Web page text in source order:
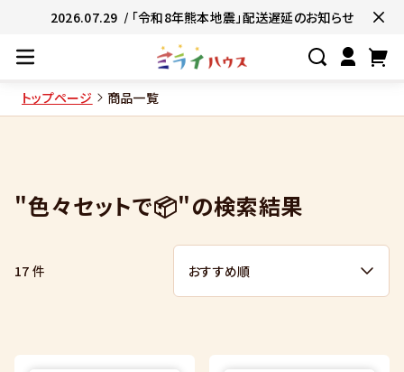
2026.07.29 / 「令和8年熊本地震」配送遅延のお知らせ
#たっぷり満腹😋
トップページ 商品一覧
"色々セットで📦"の検索結果
17 件